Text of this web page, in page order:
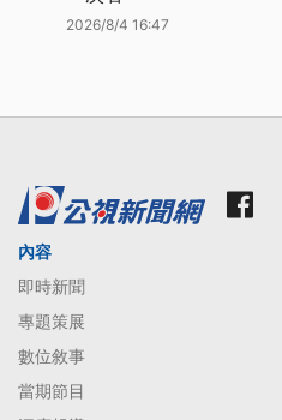
2026/8/4 16:47
內容
即時新聞
專題策展
數位敘事
當期節目